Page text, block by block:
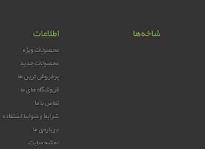
شاخه‌ها اطلاعات
محصولات ویژه
محصولات جدید
پرفروش ترین‌ ها
فروشگاه های ما
تماس با ما
شرایط و ضوابط استفاده
درباره‌ی ما
نقشه سایت